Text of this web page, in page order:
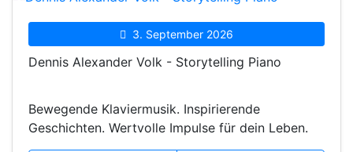
3. September 2026
Dennis Alexander Volk - Storytelling Piano
Bewegende Klaviermusik. Inspirierende
Geschichten. Wertvolle Impulse für dein Leben.